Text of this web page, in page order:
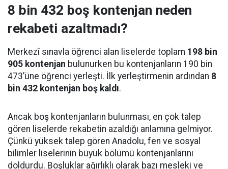
8 bin 432 boş kontenjan neden
rekabeti azaltmadı?
Merkezî sınavla öğrenci alan liselerde toplam 198 bin
905 kontenjan bulunurken bu kontenjanların 190 bin
473’üne öğrenci yerleşti. İlk yerleştirmenin ardından 8
bin 432 kontenjan boş kaldı.
Ancak boş kontenjanların bulunması, en çok talep
gören liselerde rekabetin azaldığı anlamına gelmiyor.
Çünkü yüksek talep gören Anadolu, fen ve sosyal
bilimler liselerinin büyük bölümü kontenjanlarını
doldurdu. Boşluklar ağırlıklı olarak bazı mesleki ve